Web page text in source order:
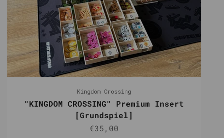
Kingdom Crossing
"KINGDOM CROSSING" Premium Insert
[Grundspiel]
Angebot
€35,00